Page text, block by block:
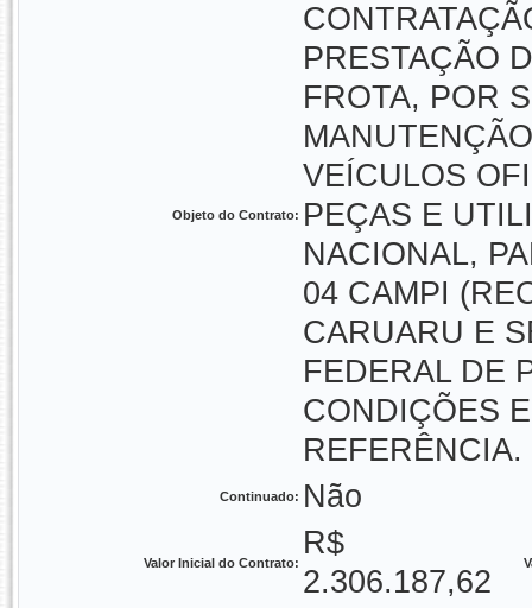
Objeto do Contrato:
PRESTAÇÃO
FROTA, POR
VEÍCULOS
PEÇAS E
NACIONAL,
04 CAMPI
CARUARU E
FEDERAL DE
CONDIÇÕES
Continuado: Não
Valor Inicial do Contrato:
R$
2.306.187,62